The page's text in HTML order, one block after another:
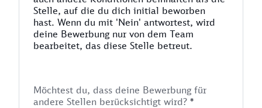
Stelle, auf die du dich initial beworben
hast. Wenn du mit 'Nein' antwortest, wird
deine Bewerbung nur von dem Team
bearbeitet, das diese Stelle betreut.
Möchtest du, dass deine Bewerbung für
andere Stellen berücksichtigt wird? *